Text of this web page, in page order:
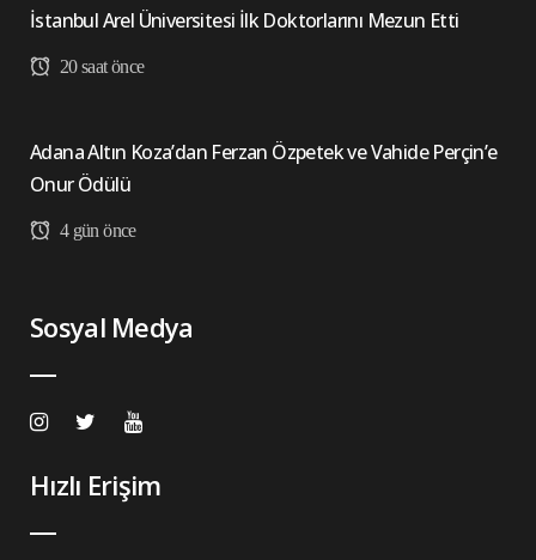
İstanbul Arel Üniversitesi İlk Doktorlarını Mezun Etti
20 saat önce
Adana Altın Koza’dan Ferzan Özpetek ve Vahide Perçin’e
Onur Ödülü
4 gün önce
Sosyal Medya
Hızlı Erişim